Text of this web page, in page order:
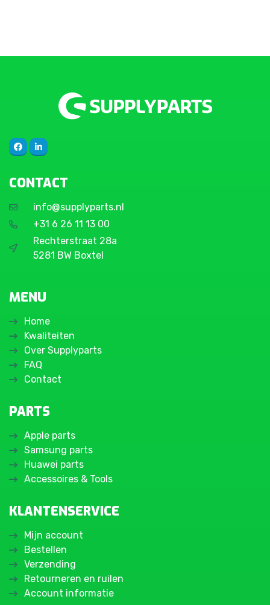
CONTACT
info@supplyparts.nl
+31 6 26 11 13 00
Rechterstraat 28a
5281 BW Boxtel
MENU
Home
Kwaliteiten
Over Supplyparts
FAQ
Contact
PARTS
Apple parts
Samsung parts
Huawei parts
Accessoires & Tools
KLANTENSERVICE
Mijn account
Bestellen
Verzending
Retourneren en ruilen
Account informatie